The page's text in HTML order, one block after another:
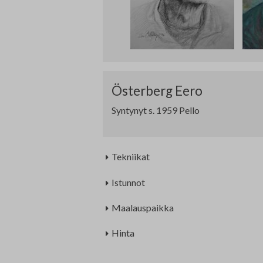
Projektit
Historia
Österberg Eero
Syntynyt s. 1959 Pello
Tekniikat
Istunnot
Maalauspaikka
Hinta